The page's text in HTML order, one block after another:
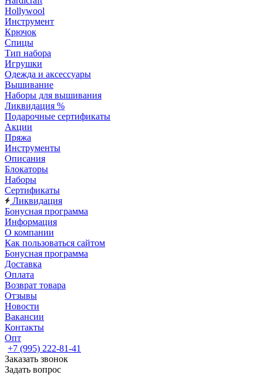
Hollywool
Инструмент
Крючок
Спицы
Тип набора
Игрушки
Одежда и аксессуары
Вышивание
Наборы для вышивания
Ликвидация %
Подарочные сертификаты
Акции
Пряжа
Инструменты
Описания
Блокаторы
Наборы
Сертификаты
Ликвидация
Бонусная программа
Информация
О компании
Как пользоваться сайтом
Бонусная программа
Доставка
Оплата
Возврат товара
Отзывы
Новости
Вакансии
Контакты
Опт
+7 (995) 222-81-41
Заказать звонок
Задать вопрос